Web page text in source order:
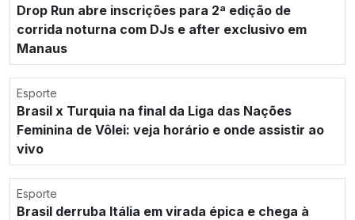
Drop Run abre inscrições para 2ª edição de
corrida noturna com DJs e after exclusivo em
Manaus
Esporte
Brasil x Turquia na final da Liga das Nações
Feminina de Vôlei: veja horário e onde assistir ao
vivo
Esporte
Brasil derruba Itália em virada épica e chega à